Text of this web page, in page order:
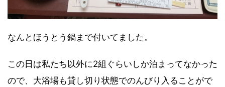
なんとほうとう鍋まで付いてました。
この日は私たち以外に2組ぐらいしか泊まってなかった
ので、大浴場も貸し切り状態でのんびり入ることがで